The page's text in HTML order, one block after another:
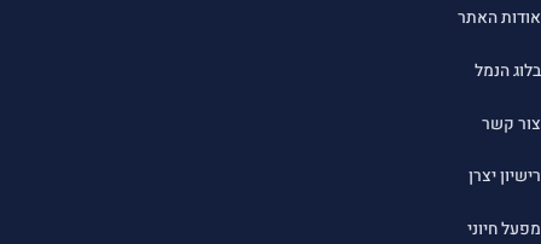
אודות האתר
בלוג הנמל
צור קשר
רישיון יצרן
מפעל חיוני